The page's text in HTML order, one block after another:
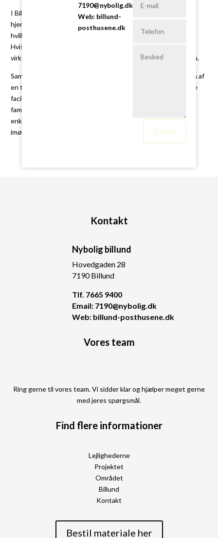
I Billund finder du også et stærkt erhvervsmiljø. Byen er
hjemsted for LEGO-koncernen og andre store virksomheder,
hvilket skaber et væld af jobmuligheder og økonomisk vækst.
Hvis du ønsker at udvikle din karriere eller etablere din egen
virksomhed, er Billund et sted med et attraktivt erhvervsklima.
Sammenfattende tilbyder Billund en enestående kombination af
en tryg og familievenlig atmosfære, fantastisk natur, praktiske
faciliteter og et dynamisk erhvervsmiljø. Uanset om du er en
familie på udkig efter et godt sted at opfostre børn, eller en
enkeltperson, der søger en højkvalitetslivsstil, så vil Billund
imødekomme dine behov.
Kontakt
Nybolig billund
Hovedgaden 28
7190 Billund
Tlf. 7665 9400
Email: 7190@nybolig.dk
Web: billund-posthusene.dk
Vores team
Ring gerne til vores team. Vi sidder klar og hjælper meget gerne
med jeres spørgsmål.
Find flere informationer
Lejlighederne
Projektet
Området
Billund
Kontakt
Bestil materiale her
7190@nybolig.dk
Web: billund-
posthusene.dk
Send